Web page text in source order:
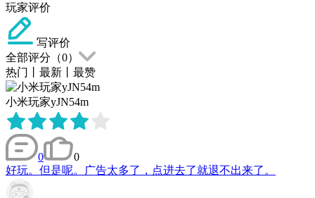
玩家评价
写评价
全部评分（0）
热门
最新 最赞
小米玩家yJN54m
0
0
好玩。但是呢。广告太多了，点进去了就退不出来了。